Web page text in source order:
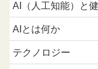
AI（人工知能）と
AIとは何か
テクノロジー